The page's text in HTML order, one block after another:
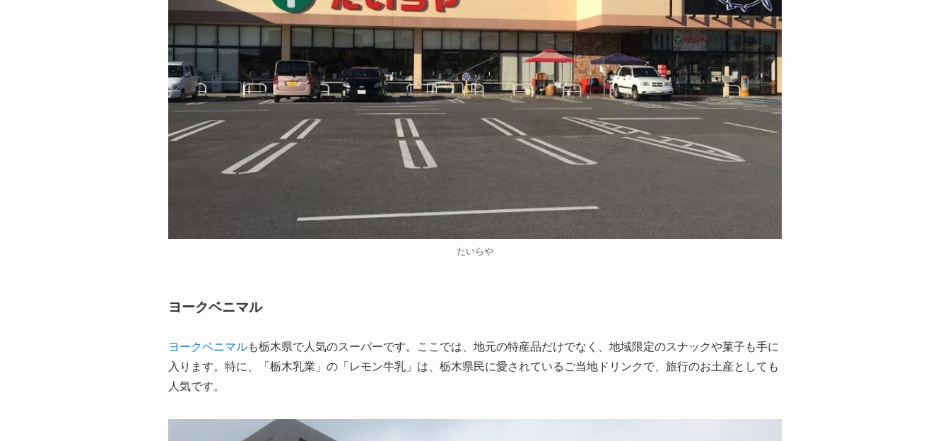
たいらや
ヨークベニマル
ヨークベニマルも栃木県で人気のスーパーです。ここでは、地元の特産品だけでなく、地域限定のスナックや菓子も手に
入ります。特に、「栃木乳業」の「レモン牛乳」は、栃木県民に愛されているご当地ドリンクで、旅行のお土産としても
人気です。